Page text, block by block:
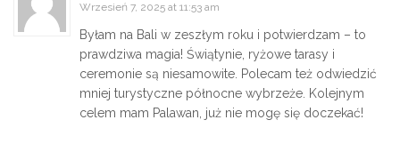
Wrzesień 7, 2025 at 11:53 am
Byłam na Bali w zeszłym roku i potwierdzam – to
prawdziwa magia! Świątynie, ryżowe tarasy i
ceremonie są niesamowite. Polecam też odwiedzić
mniej turystyczne północne wybrzeże. Kolejnym
celem mam Palawan, już nie mogę się doczekać!